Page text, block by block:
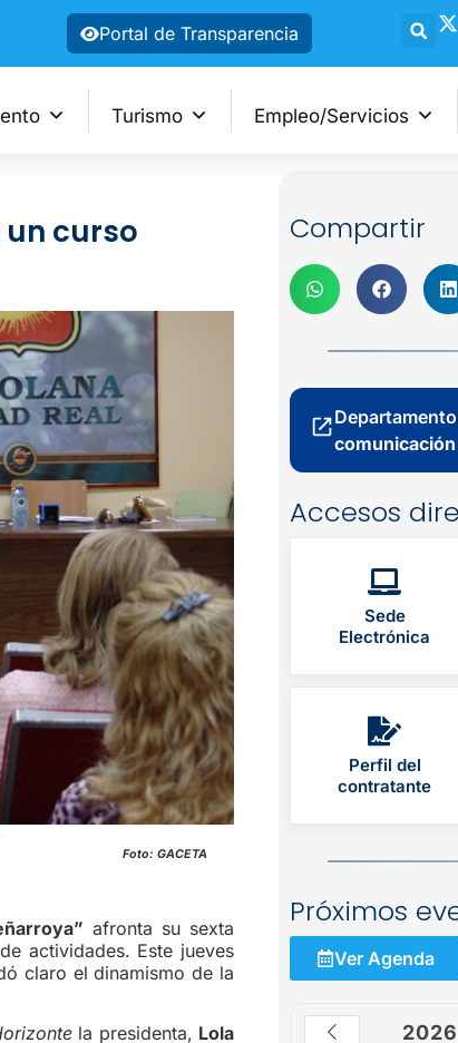
Portal de Transparencia
Turismo Empleo/Servicios
un curso
Foto: GACETA
afronta su sexta
actividades. Este jueves
claro el dinamismo de la
la presidenta, Lola
Compartir
comunicación
Accesos
Sede
Electrónica
Perfil del
contratante
Próximos
Ver Agenda
2026